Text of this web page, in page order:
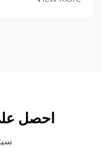
احصل